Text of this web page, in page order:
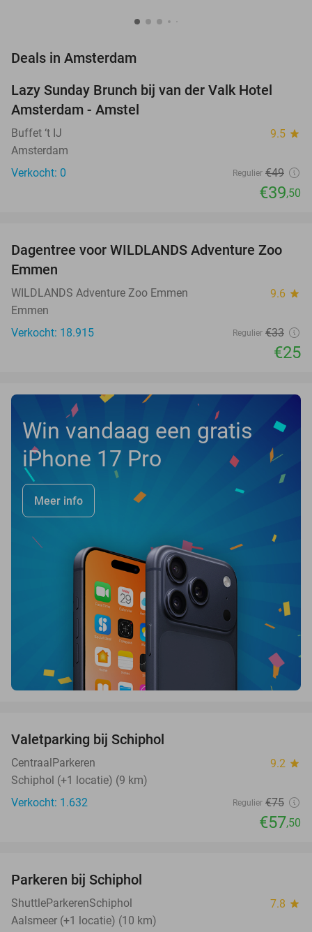
Deals in Amsterdam
19%
NEW
TODAY
Lazy Sunday Brunch bij van der Valk Hotel
Amsterdam - Amstel
Buffet ‘t IJ 9.5 star
Amsterdam
Verkocht: 0
Regulier €49
€39,50
24%
Dagentree voor WILDLANDS Adventure Zoo
Emmen
WILDLANDS Adventure Zoo Emmen 9.6 star
Emmen
Verkocht: 18.915
Regulier €33
€25
Win vandaag een gratis
iPhone 17 Pro
Meer info
Valetparking bij Schiphol
CentraalParkeren 9.2 star
Schiphol (+1 locatie) (9 km)
Verkocht: 1.632
Regulier €75
€57,50
Parkeren bij Schiphol
ShuttleParkerenSchiphol 7.8 star
Aalsmeer (+1 locatie) (10 km)